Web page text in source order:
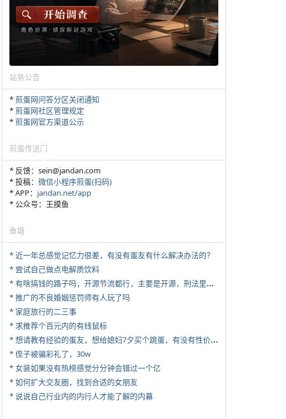
站务公告
*煎蛋网问答分区关闭通知
*煎蛋网社区管理规定
*煎蛋网官方渠道公示
煎蛋传送门
* 反馈：sein@jandan.com
* 投稿： 微信小程序煎蛋(扫码)
* APP： jandan.net/app
* 公众号：王摸鱼
鱼塘
* 近一年总感觉记忆力很差，有没有蛋友有什么解决办法的？
* 尝试自己做点电解质饮料
*
有啥搞钱的路子吗，开源节流都行，主要是开源，刑法里的咱不做
* 推广的不良婚姻惩罚师有人玩了吗
* 家庭旅行的二三事
* 求推荐个百元内的有线鼠标
*
想请教有经验的蛋友，想给媳妇7夕买个跳蛋，有没有性价比高的推荐
* 侄子被骗彩礼了，30w
* 女装如果没有热榜感觉分分钟会错过一个亿
* 如何扩大交友圈，找到合适的女朋友
* 说说自己行业内的内行人才能了解的内幕